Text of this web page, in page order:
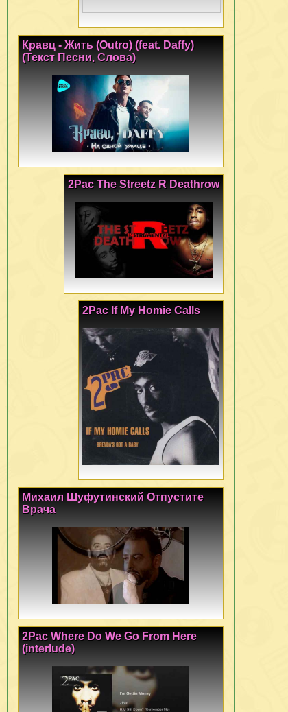
Кравц - Жить (Outro) (feat. Daffy)
(Текст Песни, Слова)
2Pac The Streetz R Deathrow
2Pac If My Homie Calls
Михаил Шуфутинский Отпустите
Врача
2Pac Where Do We Go From Here
(interlude)